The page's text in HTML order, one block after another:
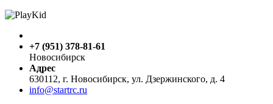
+7 (951) 378-81-61
Новосибирск
Адрес
630112, г. Новосибирск, ул. Дзержинского, д. 4
info@startrc.ru